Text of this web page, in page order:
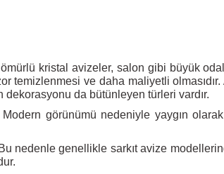
ömürlü kristal avizeler, salon gibi büyük
ve daha maliyetli olmasıdır.
dekorasyonu da bütünleyen türleri vardır.
görünümü nedeniyle yaygın
nedenle genellikle sarkıt avize